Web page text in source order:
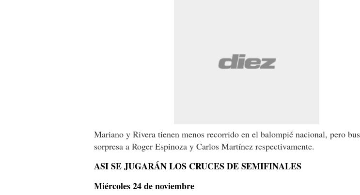
Mariano y Rivera tienen menos recorrido en el balompié nacional, pero
sorpresa a Roger Espinoza y Carlos Martínez respectivamente.
ASI SE JUGARÁN LOS CRUCES DE SEMIFINALES
Miércoles 24 de noviembre